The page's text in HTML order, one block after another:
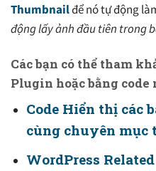
Thumbnailđể nó tự động
động lấy ảnh đầu tiên trong
Các bạn có thể tham
Plugin hoặc bằng
Code Hiển thị các
cùng chuyên mục
WordPress